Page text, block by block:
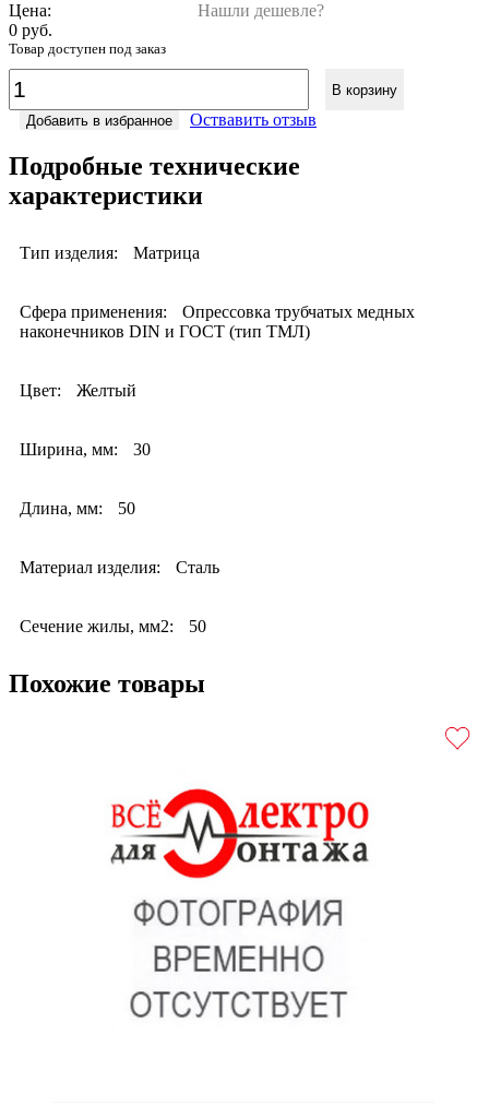
Цена:
Нашли дешевле?
0 руб.
Товар доступен под заказ
В корзину
Добавить в избранное
Оствавить отзыв
Подробные технические
характеристики
Тип изделия: Матрица
Сфера применения:
Опрессовка трубчатых медных
наконечников DIN и ГОСТ (тип ТМЛ)
Цвет: Желтый
Ширина, мм: 30
Длина, мм: 50
Материал изделия: Сталь
Сечение жилы, мм2: 50
Похожие товары